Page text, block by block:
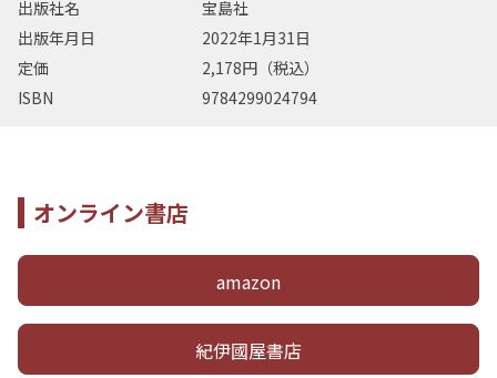
出版社名
宝島社
出版年月日
2022年1月31日
定価
2,178円（税込）
ISBN
9784299024794
オンライン書店
amazon
紀伊國屋書店